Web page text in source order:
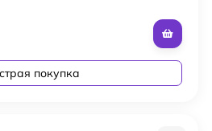
покупка